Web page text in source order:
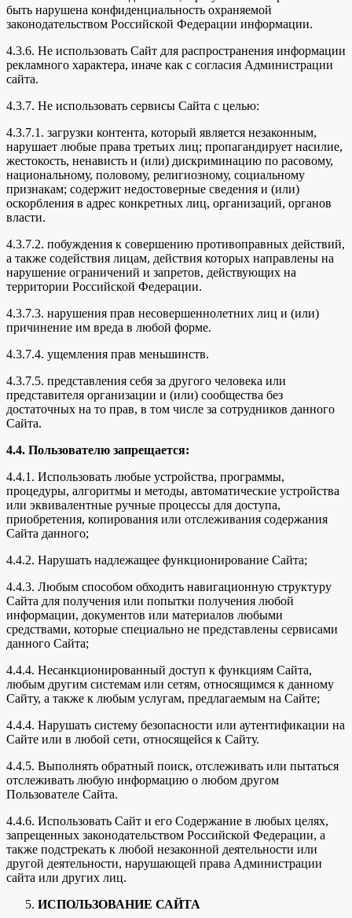
быть нарушена конфиденциальность охраняемой
законодательством Российской Федерации информации.
4.3.6. Не использовать Сайт для распространения информации
рекламного характера, иначе как с согласия Администрации
сайта.
4.3.7. Не использовать сервисы Сайта с целью:
4.3.7.1. загрузки контента, который является незаконным,
нарушает любые права третьих лиц; пропагандирует насилие,
жестокость, ненависть и (или) дискриминацию по расовому,
национальному, половому, религиозному, социальному
признакам; содержит недостоверные сведения и (или)
оскорбления в адрес конкретных лиц, организаций, органов
власти.
4.3.7.2. побуждения к совершению противоправных действий,
а также содействия лицам, действия которых направлены на
нарушение ограничений и запретов, действующих на
территории Российской Федерации.
4.3.7.3. нарушения прав несовершеннолетних лиц и (или)
причинение им вреда в любой форме.
4.3.7.4. ущемления прав меньшинств.
4.3.7.5. представления себя за другого человека или
представителя организации и (или) сообщества без
достаточных на то прав, в том числе за сотрудников данного
Сайта.
4.4. Пользователю запрещается:
4.4.1. Использовать любые устройства, программы,
процедуры, алгоритмы и методы, автоматические устройства
или эквивалентные ручные процессы для доступа,
приобретения, копирования или отслеживания содержания
Сайта данного;
4.4.2. Нарушать надлежащее функционирование Сайта;
4.4.3. Любым способом обходить навигационную структуру
Сайта для получения или попытки получения любой
информации, документов или материалов любыми
средствами, которые специально не представлены сервисами
данного Сайта;
4.4.4. Несанкционированный доступ к функциям Сайта,
любым другим системам или сетям, относящимся к данному
Сайту, а также к любым услугам, предлагаемым на Сайте;
4.4.4. Нарушать систему безопасности или аутентификации на
Сайте или в любой сети, относящейся к Сайту.
4.4.5. Выполнять обратный поиск, отслеживать или пытаться
отслеживать любую информацию о любом другом
Пользователе Сайта.
4.4.6. Использовать Сайт и его Содержание в любых целях,
запрещенных законодательством Российской Федерации, а
также подстрекать к любой незаконной деятельности или
другой деятельности, нарушающей права Администрации
сайта или других лиц.
ИСПОЛЬЗОВАНИЕ САЙТА